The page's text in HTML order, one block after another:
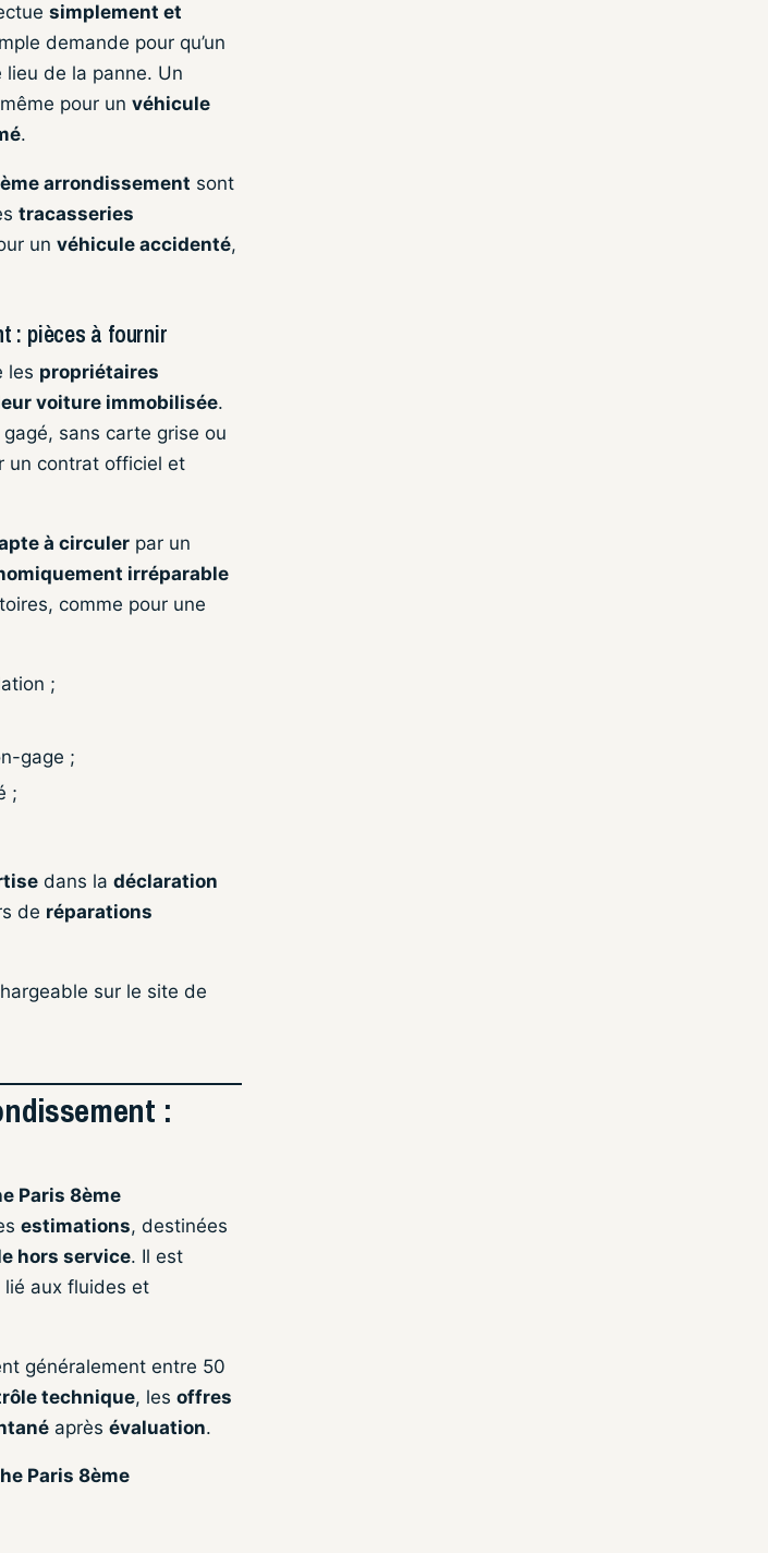
simplement et
demande pour qu’un
de la panne. Un
pour un véhicule
.
arrondissement sont
tracasseries
un véhicule accidenté,
: pièces à fournir
les propriétaires
voiture immobilisée.
sans carte grise ou
un contrat officiel et
à circuler par un
irréparable
comme pour une
;
gage ;
;
dans la déclaration
de réparations
sur le site de
:
Paris 8ème
estimations, destinées
hors service. Il est
lié aux fluides et
généralement entre 50
technique, les offres
après évaluation.
Paris 8ème